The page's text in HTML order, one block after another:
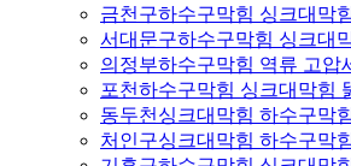
금천구하수구막힘 싱크대막
서대문구하수구막힘 싱크대
의정부하수구막힘 역류 고압
포천하수구막힘 싱크대막힘
동두천싱크대막힘 하수구막
처인구싱크대막힘 하수구막